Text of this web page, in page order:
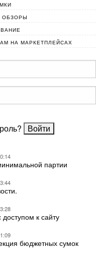
ОБЗОРЫ
НА МАРКЕТПЛЕЙСАХ
партии
к сайту
бюджетных сумок